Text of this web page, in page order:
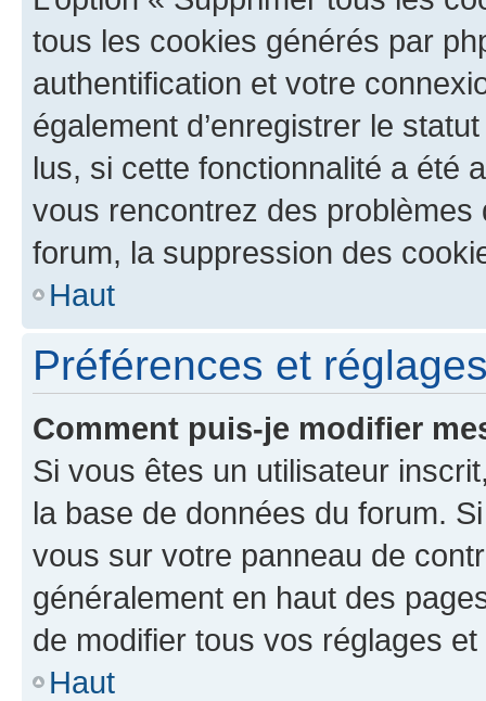
tous les cookies générés par
authentification et votre
également d’enregistrer le
lus, si cette fonctionnalité a été
vous rencontrez des
forum, la suppression des
Haut
Préférences et
Comment puis-je modifier
Si vous êtes un utilisateur
la base de données du forum.
vous sur votre panneau de
généralement en haut des
de modifier tous vos réglages
Haut